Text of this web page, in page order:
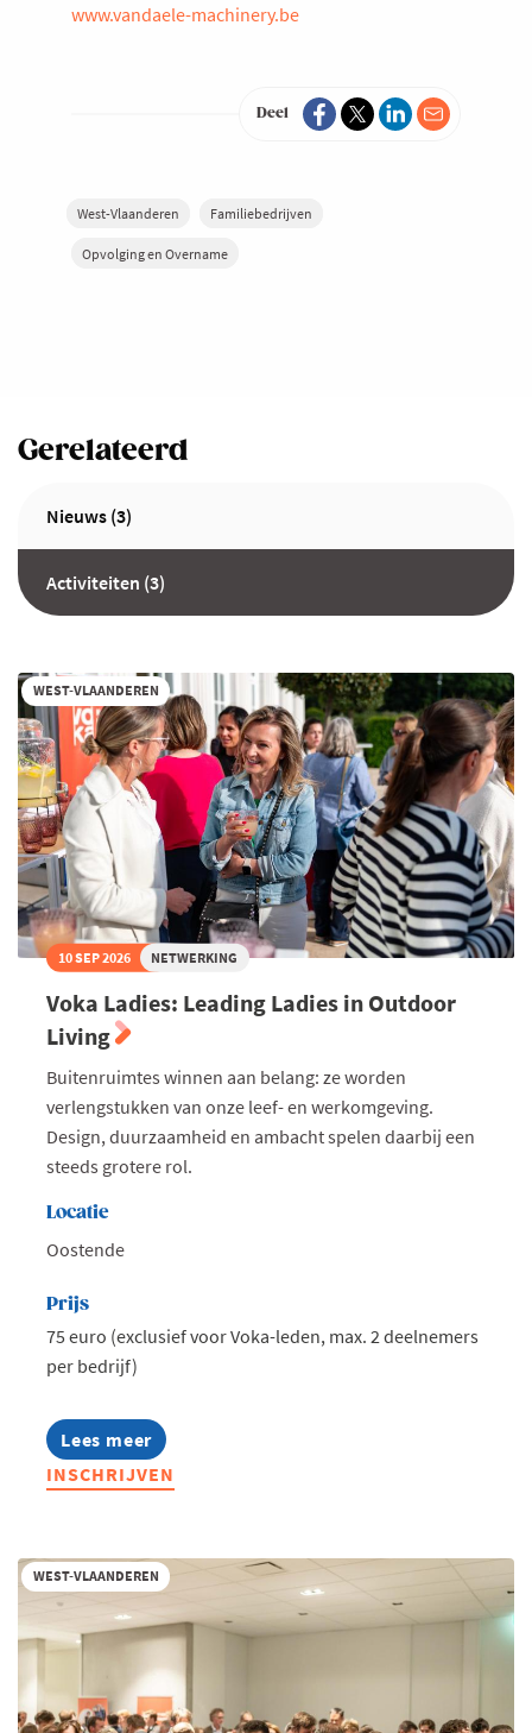
www.vandaele-machinery.be
Deel
West-Vlaanderen Familiebedrijven
Opvolging en Overname
Gerelateerd
Nieuws (3)
Activiteiten (3)
WEST-VLAANDEREN
10 SEP 2026 NETWERKING
Voka Ladies: Leading Ladies in Outdoor
Living
Buitenruimtes winnen aan belang: ze worden
verlengstukken van onze leef- en werkomgeving.
Design, duurzaamheid en ambacht spelen daarbij een
steeds grotere rol.
Locatie
Oostende
Prijs
75 euro (exclusief voor Voka-leden, max. 2 deelnemers
per bedrijf)
Lees meer
about
Voka
Ladies:
Outdoor
Living
INSCHRIJVEN
WEST-VLAANDEREN